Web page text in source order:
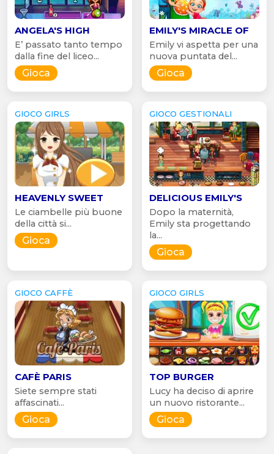
ANGELA'S HIGH
E’ passato tanto tempo
dalla fine del liceo...
Gioca
EMILY'S MIRACLE OF
Emily vi aspetta per una
nuova puntata del...
Gioca
GIOCO GIRLS
HEAVENLY SWEET
Le ciambelle più buone
della città si...
Gioca
GIOCO GESTIONALI
DELICIOUS EMILY'S
Dopo la maternità,
Emily sta progettando
la...
Gioca
GIOCO CAFFÈ
CAFÈ PARIS
Siete sempre stati
affascinati...
Gioca
GIOCO GIRLS
TOP BURGER
Lucy ha deciso di aprire
un nuovo ristorante...
Gioca